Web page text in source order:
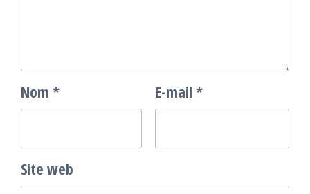
Nom * E-mail *
Site web